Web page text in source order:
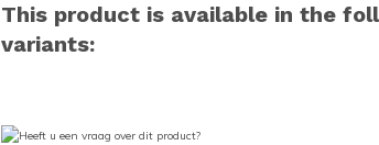
This product is available in the
variants: